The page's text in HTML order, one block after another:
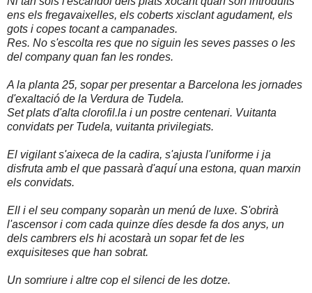
ens els fregavaixelles, els coberts xisclant agudament, els
gots i copes tocant a campanades.
Res. No s'escolta res que no siguin les seves passes o les
del company quan fan les rondes.
A la planta 25, sopar per presentar a Barcelona les jornades
d'exaltació de la Verdura de Tudela.
Set plats d'alta clorofil.la i un postre centenari. Vuitanta
convidats per Tudela, vuitanta privilegiats.
El vigilant s'aixeca de la cadira, s'ajusta l'uniforme i ja
disfruta amb el que passarà d'aquí una estona, quan marxin
els convidats.
Ell i el seu company soparàn un menú de luxe. S'obrirà
l'ascensor i com cada quinze díes desde fa dos anys, un
dels cambrers els hi acostarà un sopar fet de les
exquisiteses que han sobrat.
Un somriure i altre cop el silenci de les dotze.